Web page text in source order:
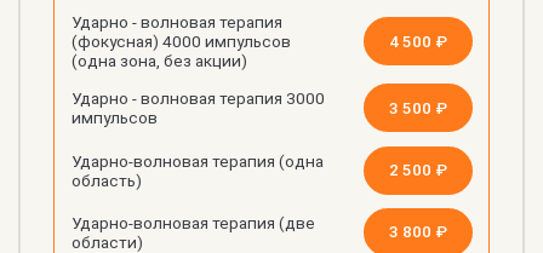
Ударно - волновая терапия
(фокусная) 4000 импульсов
(одна зона, без акции)
4 500 ₽
Ударно - волновая терапия 3000
импульсов
3 500 ₽
Ударно-волновая терапия (одна
область)
2 500 ₽
Ударно-волновая терапия (две
области)
3 800 ₽